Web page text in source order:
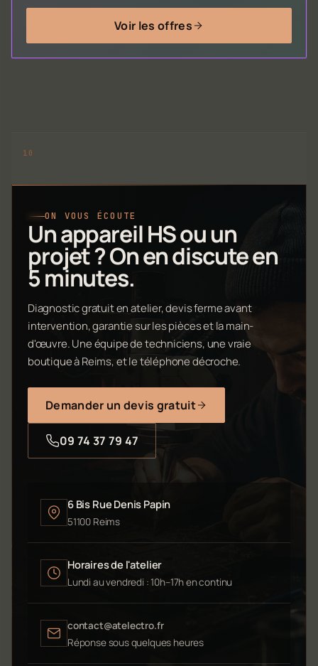
Voir les offres
ON VOUS ÉCOUTE
Un appareil HS ou un
projet ? On en discute en
5 minutes.
Diagnostic gratuit en atelier, devis ferme avant
intervention, garantie sur les pièces et la main-
d'œuvre. Une équipe de techniciens, une vraie
boutique à Reims, et le téléphone décroche.
Demander un devis gratuit
09 74 37 79 47
6 Bis Rue Denis Papin
51100 Reims
Horaires de l'atelier
Lundi au vendredi : 10h–17h en continu
contact@atelectro.fr
Réponse sous quelques heures